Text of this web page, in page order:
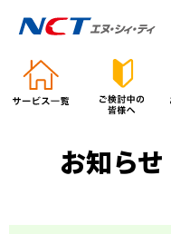
お知ら